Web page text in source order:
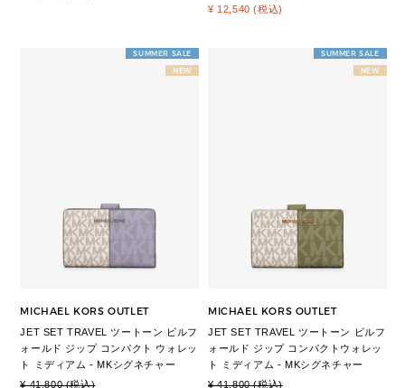
¥ 12,540 (税込)
SUMMER SALE
NEW
MICHAEL KORS OUTLET
JET SET TRAVEL ツートーン ビルフ
ォールド ジップ コンパクト ウォレッ
ト ミディアム - MKシグネチャー
¥ 41,800 (税込)
SUMMER SALE
NEW
MICHAEL KORS OUTLET
JET SET TRAVEL ツートーン ビルフ
ォールド ジップ コンパクトウォレッ
ト ミディアム - MKシグネチャー
¥ 41,800 (税込)